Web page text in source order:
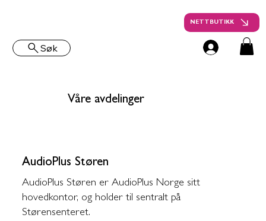
Søk
NETTBUTIKK
Våre avdelinger
AudioPlus Støren
AudioPlus Støren er AudioPlus Norge sitt
hovedkontor, og holder til sentralt på
Størensenteret.